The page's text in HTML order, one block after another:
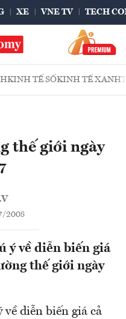
XE VNE TV TECH
KINH TẾ SỐKINH TẾ XANH
thế giới ngày
2008
ý về diễn biến giá
thế giới ngày
diễn biến giá cả